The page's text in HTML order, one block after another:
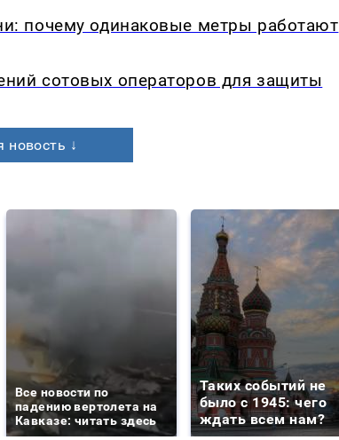
почему одинаковые метры работают
сотовых операторов для защиты
↓
Все новости по
падению вертолета на
Кавказе: читать здесь
Таких событий не
было с 1945: чего
ждать всем нам?